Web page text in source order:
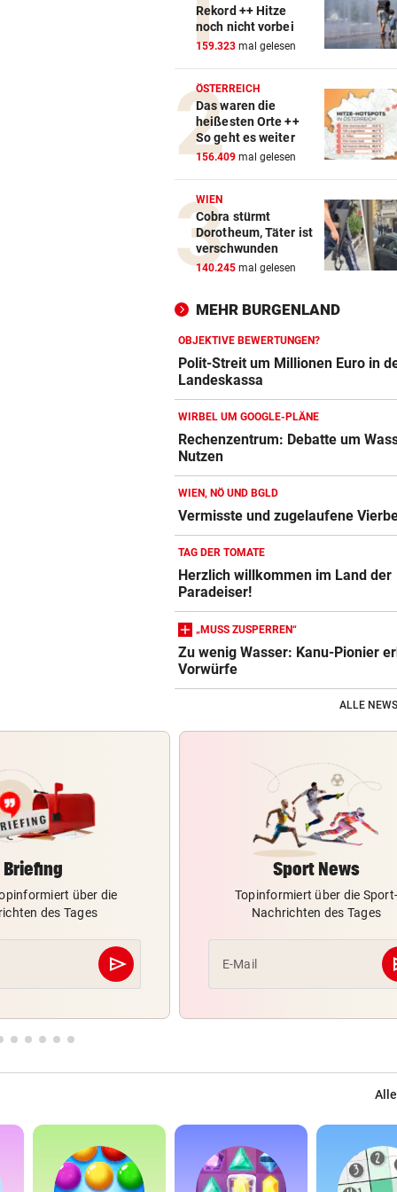
Rekord ++ Hitze
noch nicht vorbei
159.323 mal gelesen
ÖSTERREICH
Das waren die
heißesten Orte ++
So geht es weiter
156.409 mal gelesen
WIEN
Cobra stürmt
Dorotheum, Täter ist
verschwunden
140.245 mal gelesen
MEHR BURGENLAND
OBJEKTIVE BEWERTUNGEN?
Polit-Streit um Millionen Euro in
Landeskassa
WIRBEL UM GOOGLE-PLÄNE
Rechenzentrum: Debatte um
Nutzen
WIEN, NÖ UND BGLD
Vermisste und zugelaufene
TAG DER TOMATE
Herzlich willkommen im Land der
Paradeiser!
„MUSS ZUSPERREN“
Zu wenig Wasser: Kanu-Pionier
Vorwürfe
ALLE
Briefing
über die
des Tages
send
Abschicken
Sport News
Topinformiert über die
Nachrichten des Tages
E-Mail